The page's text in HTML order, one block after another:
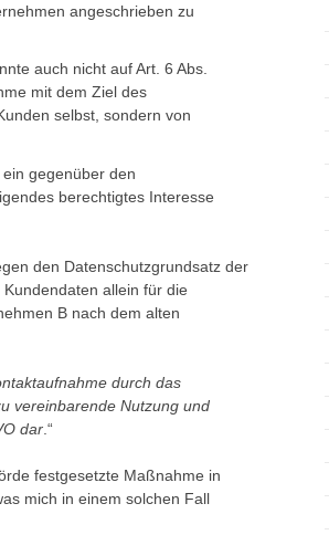
angeschrieben zu
auch nicht auf Art. 6 Abs.
mit dem Ziel des
selbst, sondern von
gegenüber den
berechtigtes Interesse
den Datenschutzgrundsatz der
allein für die
B nach dem alten
durch das
vereinbarende Nutzung und
dar.“
festgesetzte Maßnahme in
mich in einem solchen Fall